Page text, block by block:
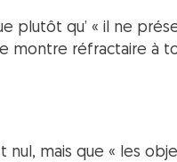
plutôt qu’ « il ne
montre réfractaire à
nul, mais que « les